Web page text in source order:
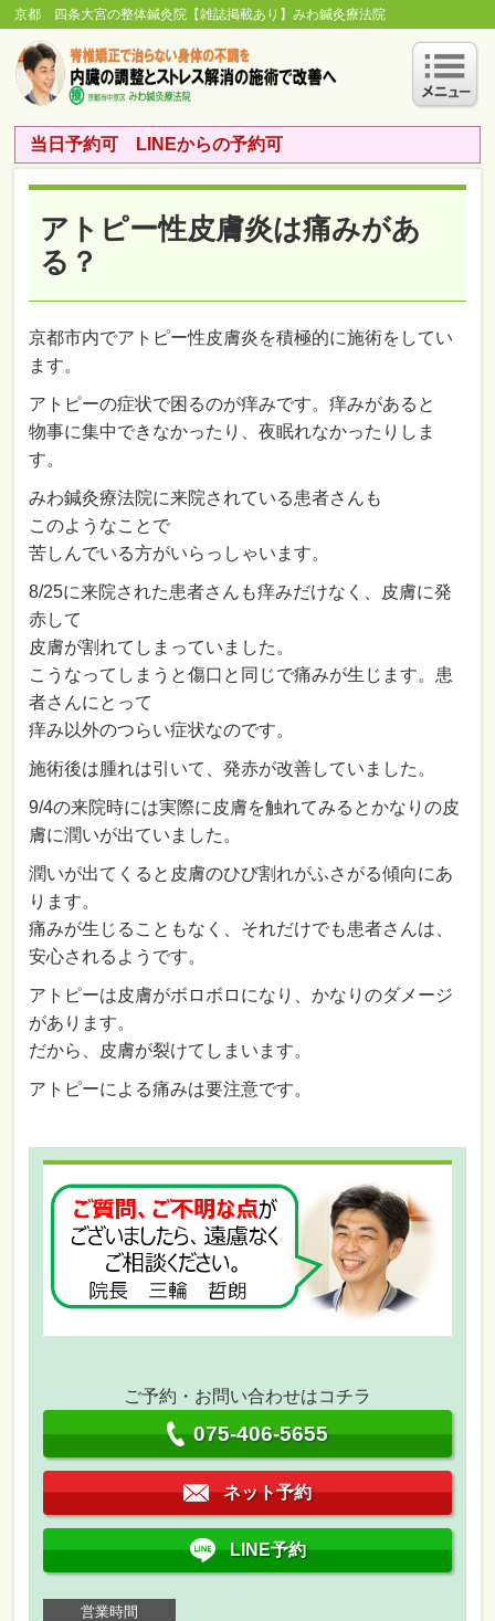
京都 四条大宮の整体鍼灸院【雑誌掲載あり】みわ鍼灸療法院
当日予約可 LINEからの予約可
アトピー性皮膚炎は痛みがあ
る？
京都市内でアトピー性皮膚炎を積極的に施術をしてい
ます。
アトピーの症状で困るのが痒みです。痒みがあると
物事に集中できなかったり、夜眠れなかったりしま
す。
みわ鍼灸療法院に来院されている患者さんも
このようなことで
苦しんでいる方がいらっしゃいます。
8/25に来院された患者さんも痒みだけなく、皮膚に発
赤して
皮膚が割れてしまっていました。
こうなってしまうと傷口と同じで痛みが生じます。患
者さんにとって
痒み以外のつらい症状なのです。
施術後は腫れは引いて、発赤が改善していました。
9/4の来院時には実際に皮膚を触れてみるとかなりの皮
膚に潤いが出ていました。
潤いが出てくると皮膚のひび割れがふさがる傾向にあ
ります。
痛みが生じることもなく、それだけでも患者さんは、
安心されるようです。
アトピーは皮膚がボロボロになり、かなりのダメージ
があります。
だから、皮膚が裂けてしまいます。
アトピーによる痛みは要注意です。
ご予約・お問い合わせはコチラ
075-406-5655
ネット予約
LINE予約
営業時間